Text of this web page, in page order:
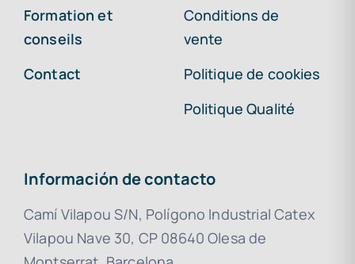
Formation et
conseils
Contact
Conditions de
vente
Politique de cookies
Politique Qualité
Información de contacto
Camí Vilapou S/N, Polígono Industrial Catex
Vilapou Nave 30, CP 08640 Olesa de